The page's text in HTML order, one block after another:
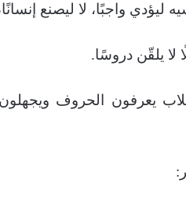
واجبًا، لا ليصنع
لا يلقّن دروسًا.
يعرفون الحروف